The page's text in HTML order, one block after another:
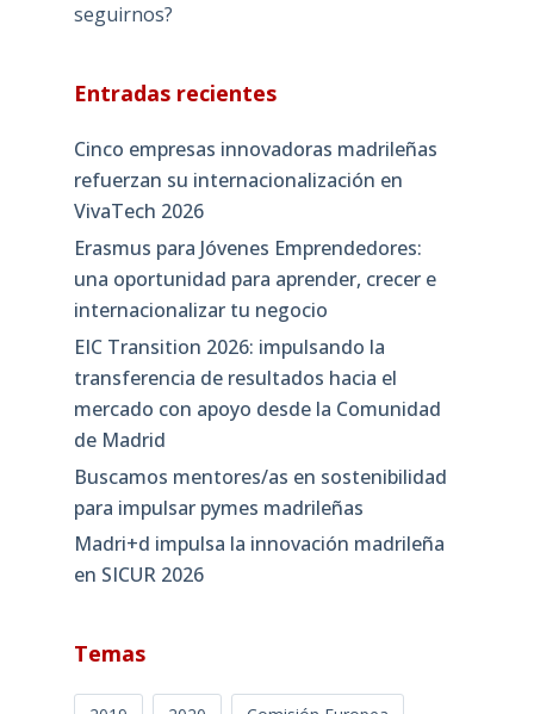
seguirnos?
Entradas recientes
Cinco empresas innovadoras madrileñas
refuerzan su internacionalización en
VivaTech 2026
Erasmus para Jóvenes Emprendedores:
una oportunidad para aprender, crecer e
internacionalizar tu negocio
EIC Transition 2026: impulsando la
transferencia de resultados hacia el
mercado con apoyo desde la Comunidad
de Madrid
Buscamos mentores/as en sostenibilidad
para impulsar pymes madrileñas
Madri+d impulsa la innovación madrileña
en SICUR 2026
Temas